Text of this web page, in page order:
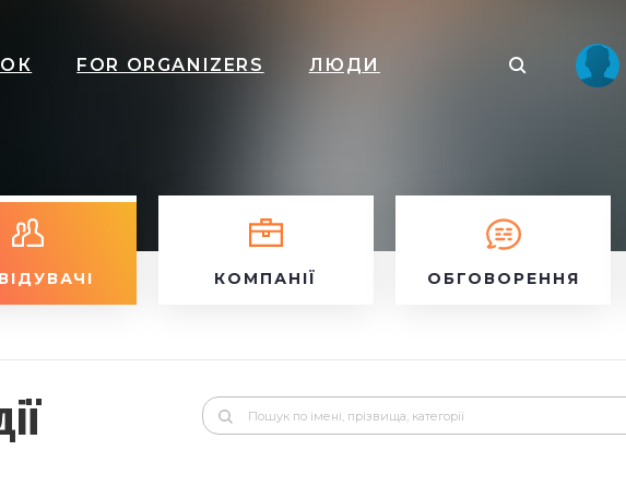
FOR ORGANIZERS ЛЮДИ
КОМПАНІЇ ОБГОВОРЕННЯ